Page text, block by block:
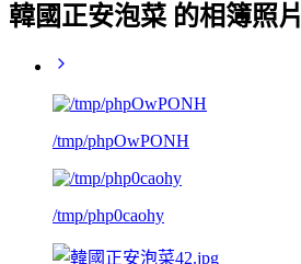
韓國正安泡菜 的相簿照片
/tmp/phpOwPONH
/tmp/php0caohy